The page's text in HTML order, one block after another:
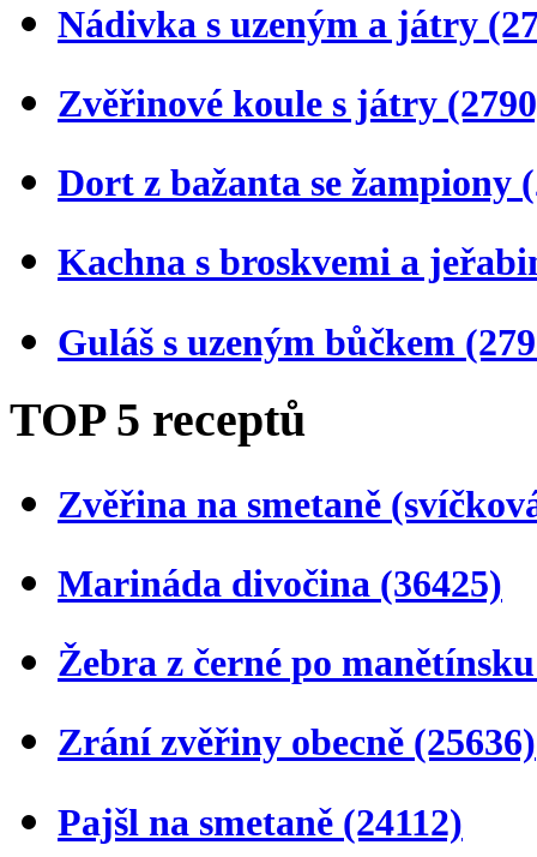
Nádivka s uzeným a játry
Zvěřinové koule s játry
Dort z bažanta se žampiony
Kachna s broskvemi a
Guláš s uzeným bůčkem
TOP 5 receptů
Zvěřina na smetaně
Marináda divočina (36425)
Žebra z černé po
Zrání zvěřiny obecně (25636)
Pajšl na smetaně (24112)